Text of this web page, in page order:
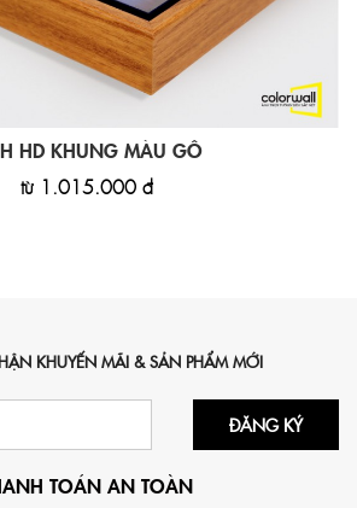
HD KHUNG MÀU GỖ
từ 1.015.000 đ
KHUYẾN MÃI & SẢN PHẨM MỚI
ĐĂNG KÝ
TOÁN AN TOÀN